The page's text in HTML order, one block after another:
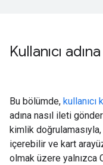
Kullanıcı
Bu bölümde,
adına nasıl ileti
kimlik
içerebilir ve kart
olmak üzere yalnızca